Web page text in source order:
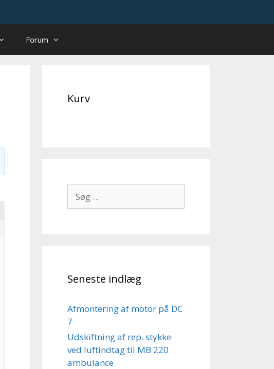
Forum
Kurv
efter:
Seneste indlæg
Afmontering af motor på DC
7
Udskiftning af rep. stykke
ved luftindtag til MB 220
ambulance